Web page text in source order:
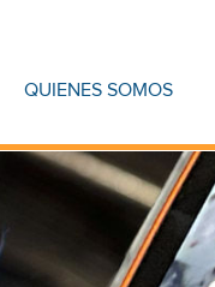
QUIENES SOMOS